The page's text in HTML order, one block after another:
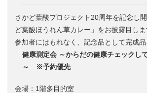
さかど葉酸プロジェクト20周年を記念し
ど葉酸ほうれん草カレー」をお披露目しま
参加者にはもれなく、記念品として完成品
健康測定会 ～からだの健康チェックし
～ ※予約優先
会場：1階多目的室